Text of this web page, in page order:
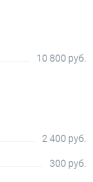
10 800 руб.
2 400 руб.
300 руб.